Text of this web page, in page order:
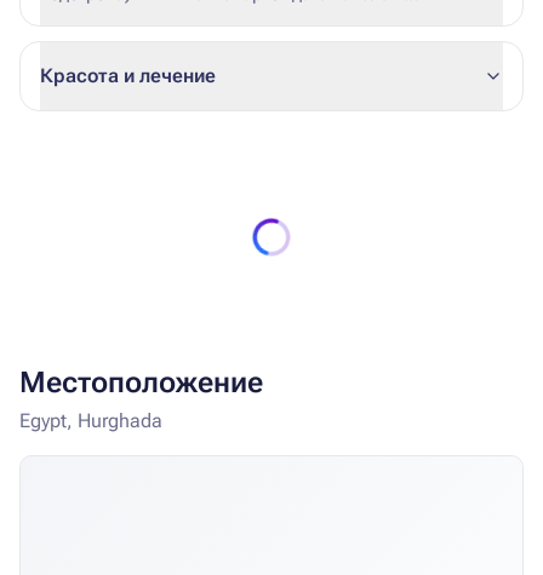
погодных условий и загрузки отеля)
Красота и лечение
Местоположение
Egypt, Hurghada